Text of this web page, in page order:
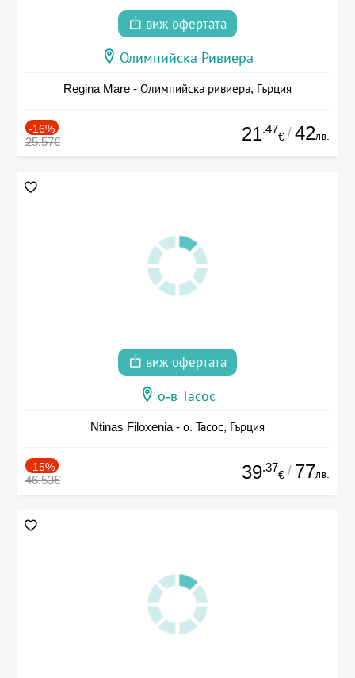
виж офертата
Олимпийска Ривиера
Regina Mare - Олимпийска ривиера, Гърция
-16%
25.57€ 21.47
€ / 42лв.
виж офертата
о-в Тасос
Ntinas Filoxenia - о. Тасос, Гърция
-15%
46.53€ 39.37
€ / 77лв.